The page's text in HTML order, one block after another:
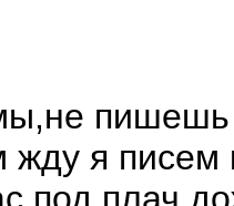
жду я